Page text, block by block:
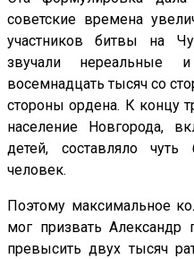
советские времена
участников битвы на
звучали нереальные
восемнадцать тысяч со
стороны ордена. К концу
население Новгорода,
детей, составляло
человек.
Поэтому максимальное
мог призвать
превысить двух тысяч